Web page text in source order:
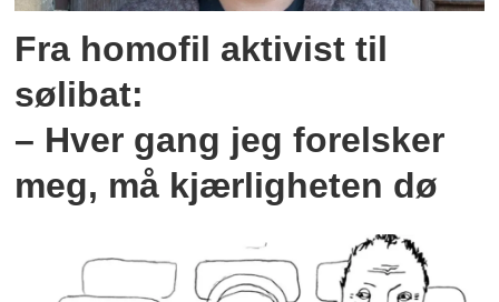
Fra homofil aktivist til
sølibat:
– Hver gang jeg forelsker
meg, må kjærligheten dø